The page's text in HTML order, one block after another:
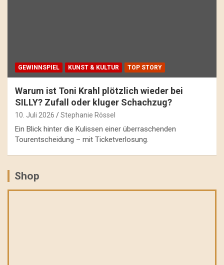
GEWINNSPIEL KUNST & KULTUR TOP STORY
Warum ist Toni Krahl plötzlich wieder bei
SILLY? Zufall oder kluger Schachzug?
10. Juli 2026 Stephanie Rössel
Ein Blick hinter die Kulissen einer überraschenden
Tourentscheidung – mit Ticketverlosung.
Shop